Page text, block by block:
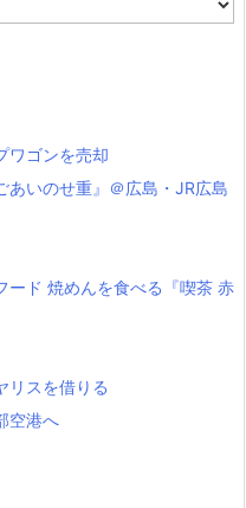
ワゴンを売却
あいのせ重』＠広島・JR広島
ード 焼めんを食べる『喫茶 赤
リスを借りる
空港へ